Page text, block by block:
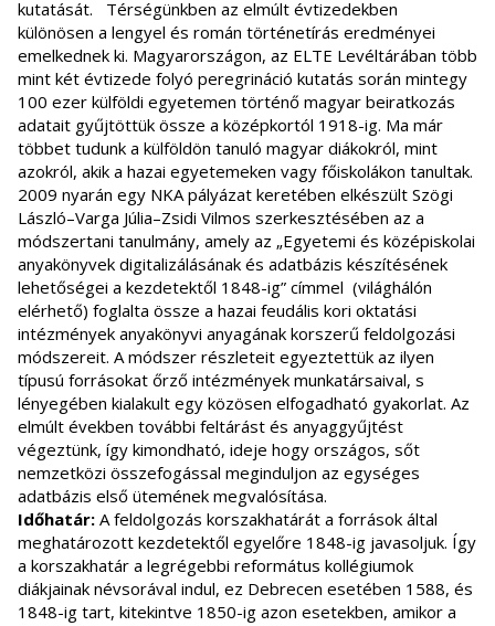
kutatását. Térségünkben az elmúlt évtizedekben
különösen a lengyel és román történetírás eredményei
emelkednek ki. Magyarországon, az ELTE Levéltárában több
mint két évtizede folyó peregrináció kutatás során mintegy
100 ezer külföldi egyetemen történő magyar beiratkozás
adatait gyűjtöttük össze a középkortól 1918-ig. Ma már
többet tudunk a külföldön tanuló magyar diákokról, mint
azokról, akik a hazai egyetemeken vagy főiskolákon tanultak.
2009 nyarán egy NKA pályázat keretében elkészült Szögi
László–Varga Júlia–Zsidi Vilmos szerkesztésében az a
módszertani tanulmány, amely az „Egyetemi és középiskolai
anyakönyvek digitalizálásának és adatbázis készítésének
lehetőségei a kezdetektől 1848-ig” címmel (világhálón
elérhető) foglalta össze a hazai feudális kori oktatási
intézmények anyakönyvi anyagának korszerű feldolgozási
módszereit. A módszer részleteit egyeztettük az ilyen
típusú forrásokat őrző intézmények munkatársaival, s
lényegében kialakult egy közösen elfogadható gyakorlat. Az
elmúlt években további feltárást és anyaggyűjtést
végeztünk, így kimondható, ideje hogy országos, sőt
nemzetközi összefogással meginduljon az egységes
adatbázis első ütemének megvalósítása.
Időhatár: A feldolgozás korszakhatárát a források által
meghatározott kezdetektől egyelőre 1848-ig javasoljuk. Így
a korszakhatár a legrégebbi református kollégiumok
diákjainak névsorával indul, ez Debrecen esetében 1588, és
1848-ig tart, kitekintve 1850-ig azon esetekben, amikor a